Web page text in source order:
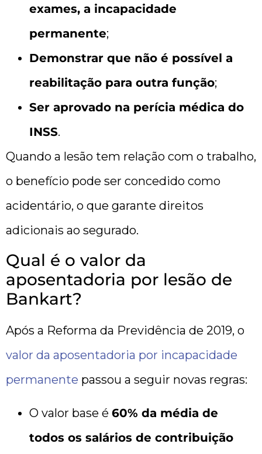
exames, a incapacidade
permanente;
Demonstrar que não é possível a
reabilitação para outra função;
Ser aprovado na perícia médica do
INSS.
Quando a lesão tem relação com o trabalho,
o benefício pode ser concedido como
acidentário, o que garante direitos
adicionais ao segurado.
Qual é o valor da
aposentadoria por lesão de
Bankart?
Após a Reforma da Previdência de 2019, o
valor da aposentadoria por incapacidade
permanente passou a seguir novas regras:
O valor base é 60% da média de
todos os salários de contribuição